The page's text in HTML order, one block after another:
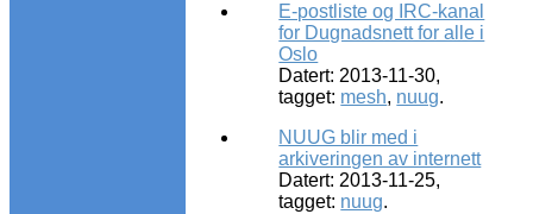
E-postliste og IRC-kanal
for Dugnadsnett for alle i
Oslo
Datert: 2013-11-30,
tagget: mesh, nuug.
NUUG blir med i
arkiveringen av internett
Datert: 2013-11-25,
tagget: nuug.